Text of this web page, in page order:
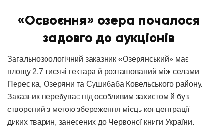
«Освоєння» озера почалося
задовго до аукціонів
Загальнозоологічний заказник «Озерянський» має
площу 2,7 тисячі гектара й розташований між селами
Пересіка, Озеряни та Сушибаба Ковельського району.
Заказник перебуває під особливим захистом й був
створений з метою збереження місць концентрації
диких тварин, занесених до Червоної книги України.